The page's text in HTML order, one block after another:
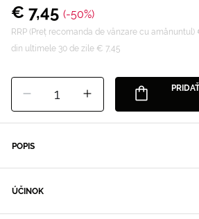
€ 7,45 (-50%)
RRP (Preț recomanda de vânzare cu amănuntul)
din ultimele 30 de zile € 7,45
1
POPIS
ÚČINOK